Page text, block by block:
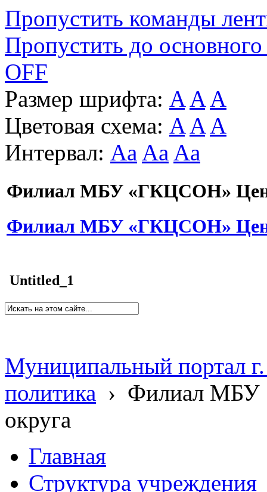
Пропустить команды
Пропустить до основного
OFF
Размер шрифта: A A A
Цветовая схема: A A A
Интервал: Aa Aa Aa
Филиал МБУ «ГКЦСОН»
Филиал МБУ «ГКЦСОН»
Untitled_1
Муниципальный портал
политика › Филиал МБУ
округа
Главная
Структура учреждения